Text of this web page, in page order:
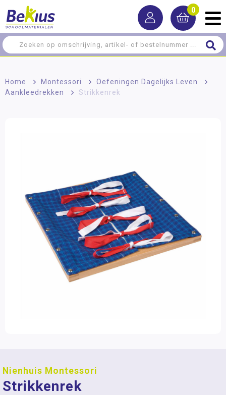
0
Home > Montessori > Oefeningen Dagelijks Leven
>
Aankleedrekken
> Strikkenrek
Nienhuis Montessori
Strikkenrek